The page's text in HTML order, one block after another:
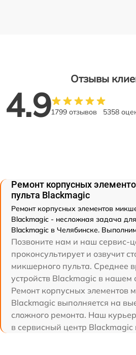
Отзывы
4.91799 отзывов 5358
Ремонт корпусных
пульта Blackmagic
Ремонт корпусных элементов
Blackmagic - несложная задача
Blackmagic в Челябинске.
Позвоните нам и наш сервис-
проконсультирует и озвучит
микшерного пульта. Среднее
устройств Blackmagic в нашем
Ремонт корпусных элементов
Blackmagic выполняется на
сложного ремонта. Наш курьер
в сервисный центр Blackmagic